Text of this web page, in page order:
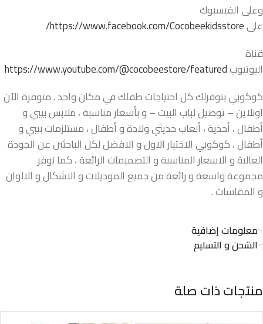
وعلى الفيسبوك
علىhttps://www.facebook.com/Cocobeekidsstore/
قناة
اليوتيوبhttps://www.youtube.com/@cocobeestore/featured
كوكوبي بتوفرلك كل احتياجات طفلك في مكان واحد . متوفرة الآن
اونلاين – توصيل لباب البيت – و بأسعار مناسبة ، ملابس بيبي و
أطفال ، أحذية ، ألعاب حديثي ولادة و أطفال ، مستلزمات بيبي و
أطفال ، كوكوبي الاختيار الاول و الافضل لكل الباحثين عن الجودة
العالية و الاسعار المناسبة و التصميمات الرائعة ، كما نوفر
مجموعة واسعة و رائعة من جميع الموديلات و الاشكال و الالوان
و المقاسات .
معلومات إضافية
الشحن و التسليم
منتجات ذات صلة